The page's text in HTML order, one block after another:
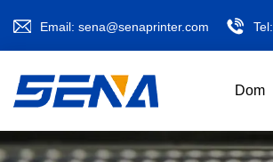
Email: sena@senaprinter.com Tel:
Dom